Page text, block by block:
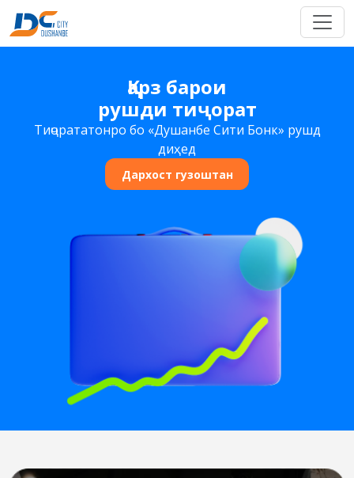
Қарз барои
рушди тиҷорат
Тиҷорататонро бо «Душанбе Сити Бонк» рушд
диҳед
Дархост гузоштан